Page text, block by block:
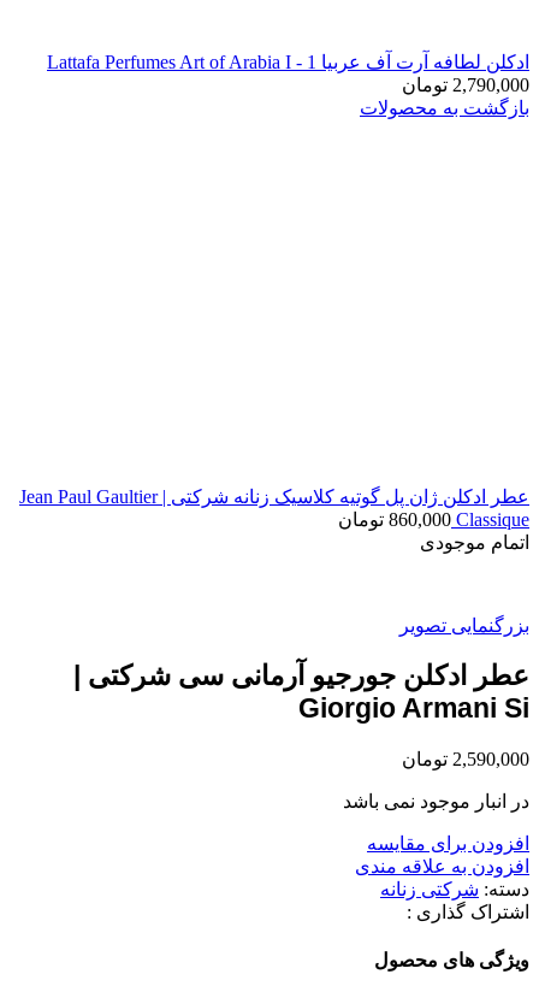
ادکلن لطافه آرت آف عربیا 1 - Lattafa Perfumes Art of Arabia I
2,790,000 تومان
بازگشت به محصولات
عطر ادکلن ژان پل گوتیه کلاسیک زنانه شرکتی | Jean Paul Gaultier
Classique
860,000 تومان
اتمام موجودی
بزرگنمایی تصویر
عطر ادکلن جورجیو آرمانی سی شرکتی |
Giorgio Armani Si
2,590,000 تومان
در انبار موجود نمی باشد
افزودن برای مقایسه
افزودن به علاقه مندی
دسته: شرکتی زنانه
اشتراک گذاری :
ویژگی های محصول